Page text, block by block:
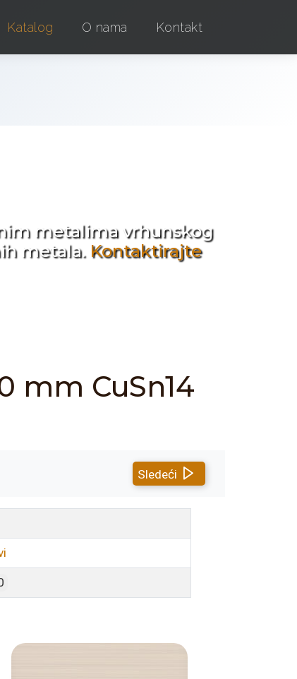
Katalog O nama Kontakt
metalima vrhunskog
metala. Kontaktirajte
mm CuSn14
Sledeći